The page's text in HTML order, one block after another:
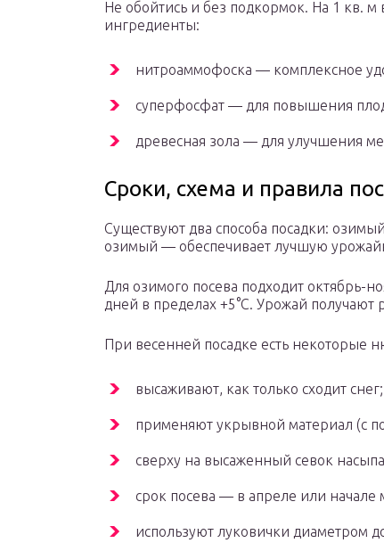
Не обойтись и без подкормок. На 1 кв.
ингредиенты:
нитроаммофоска — комплексное
суперфосфат — для повышения
древесная зола — для улучшения
Сроки, схема и правила
Существуют два способа посадки:
озимый — обеспечивает лучшую
Для озимого посева подходит октябрь-
дней в пределах +5°C. Урожай
При весенней посадке есть некоторые
высаживают, как только сходит снег;
применяют укрывной материал (с
сверху на высаженный севок
срок посева — в апреле или начале
используют луковички диаметром